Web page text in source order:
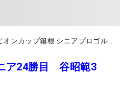
ア24勝目 谷昭範3